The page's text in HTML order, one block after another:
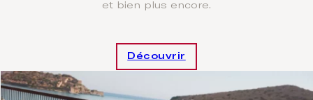
et bien plus encore.
Découvrir